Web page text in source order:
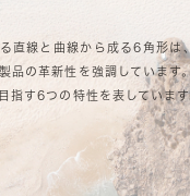
直線と曲線から成る6角形は
品の革新性を強調しています
指す6つの特性を表していま